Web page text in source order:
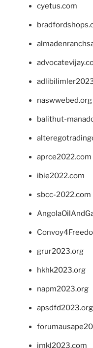
cyetus.com
naswwebed.org
balithut-
aprce2022.com
ibie2022.com
sbcc-2022.com
grur2023.org
hkhk2023.org
napm2023.org
apsdfd2023.org
imkl2023.com